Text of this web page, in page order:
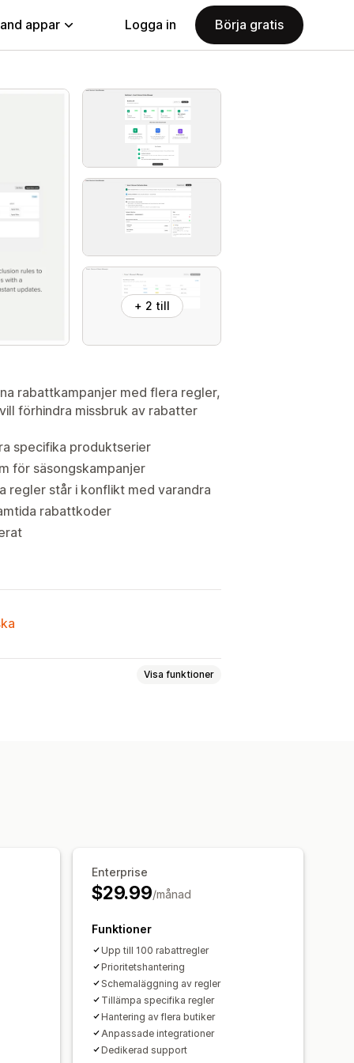
appar Logga in Börja gratis
+ 2 till
rabattkampanjer med flera regler,
förhindra missbruk av rabatter
specifika produktserier
för säsongskampanjer
regler står i konflikt med varandra
rabattkoder
Visa funktioner
Enterprise
$29.99/månad
Funktioner
Upp till 100 rabattregler
Prioritetshantering
Schemaläggning av regler
Tillämpa specifika regler
Hantering av flera butiker
Anpassade integrationer
Dedikerad support